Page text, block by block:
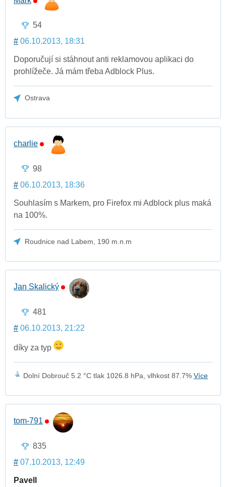
54
# 06.10.2013, 18:31
Doporučují si stáhnout anti reklamovou aplikaci do
prohlížeče. Já mám třeba Adblock Plus.
Ostrava
charlie
98
# 06.10.2013, 18:36
Souhlasím s Markem, pro Firefox mi Adblock plus maká
na 100%.
Roudnice nad Labem, 190 m.n.m
Jan Skalický
481
# 06.10.2013, 21:22
díky za typ
Dolní Dobrouč 5.2 °C tlak 1026.8 hPa, vlhkost 87.7% Více
tom-791
835
# 07.10.2013, 12:49
Pavell